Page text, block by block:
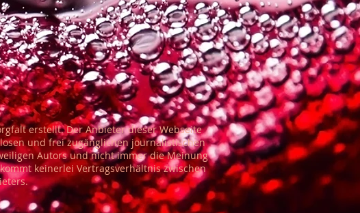
erstellt. Der Anbieter dieser Webseite
und frei zugänglichen journalistischen
Autors und nicht immer die Meinung
keinerlei Vertragsverhältnis zwischen